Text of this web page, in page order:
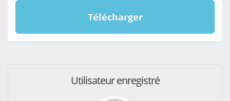
Télécharger
Utilisateur enregistré